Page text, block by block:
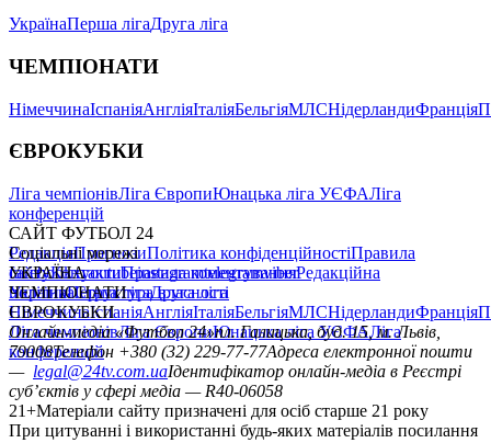
УкраїнаПерша лігаДруга ліга
ЧЕМПІОНАТИ
НімеччинаІспаніяАнгліяІталіяБельгіяМЛСНідерландиФранція
ЄВРОКУБКИ
Ліга чемпіонівЛіга ЄвропиЮнацька ліга УЄФАЛіга
конференцій
САЙТ ФУТБОЛ 24
РедакціяПрогнозиПолітика конфіденційностіПравила
сайтуКонтактиПравила коментуванняРедакційна
політикаСтруктура власності
Соціальні мережі
facebookxyoutubeinstagramtelegramviber
УКРАЇНА
УкраїнаПерша лігаДруга ліга
ЧЕМПІОНАТИ
НімеччинаІспаніяАнгліяІталіяБельгіяМЛСНідерландиФранція
ЄВРОКУБКИ
Ліга чемпіонівЛіга ЄвропиЮнацька ліга УЄФАЛіга
конференцій
Онлайн-медіа «Футбол 24»пл. Галицька, буд. 15, м. Львів,
79008Телефон +380 (32) 229-77-77Адреса електронної пошти
— legal@24tv.com.uaІдентифікатор онлайн-медіа в Реєстрі
суб’єктів у сфері медіа — R40-06058
21+Матеріали сайту призначені для осіб старше 21 року
При цитуванні і використанні будь-яких матеріалів посилання